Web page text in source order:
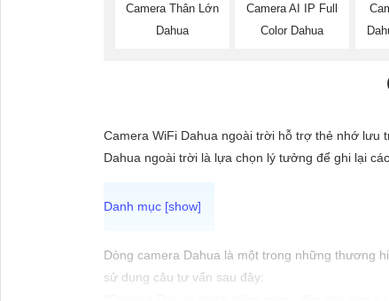
Camera Thân Lớn
Dahua
Camera AI IP Full
Color Dahua
Camera WiFi Dahua ngoài trời hỗ trợ thẻ nhớ lưu
Dahua ngoài trời là lựa chọn lý tưởng để ghi lại
Dòng camera Dahua là một trong những thương
sử dụng câu tư vấn sau đây: